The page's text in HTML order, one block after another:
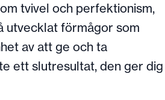
tvivel och perfektionism,
utvecklat förmågor som
av att ge och ta
ett slutresultat, den ger dig